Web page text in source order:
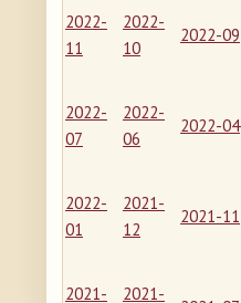
2022-
11
2022-
10
2022-09
2022-
07
2022-
06
2022-04
2022-
01
2021-
12
2021-11
2021-
2021-